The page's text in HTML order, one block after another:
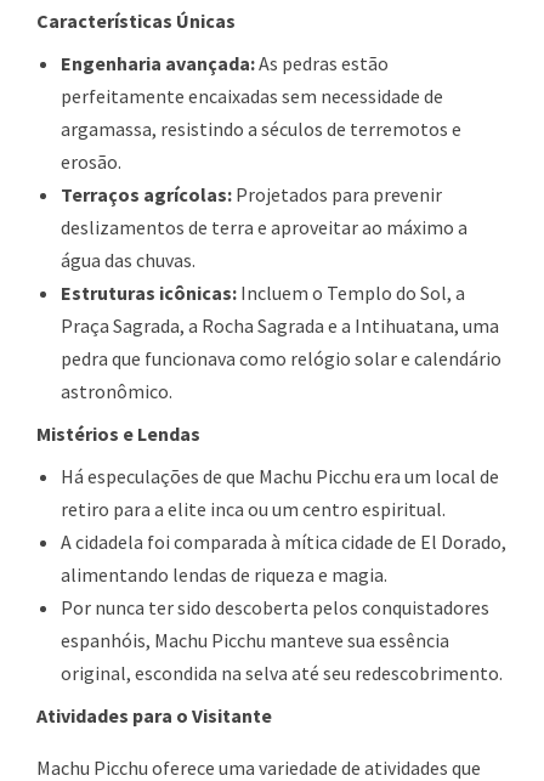
Características Únicas
Engenharia avançada:As pedras estão
perfeitamente encaixadas sem necessidade de
argamassa, resistindo a séculos de terremotos e
erosão.
Terraços agrícolas: Projetados para prevenir
deslizamentos de terra e aproveitar ao máximo a
água das chuvas.
Estruturas icônicas: Incluem o Templo do Sol, a
Praça Sagrada, a Rocha Sagrada e a Intihuatana, uma
pedra que funcionava como relógio solar e calendário
astronômico.
Mistérios e Lendas
Há especulações de que Machu Picchu era um local de
retiro para a elite inca ou um centro espiritual.
A cidadela foi comparada à mítica cidade de El Dorado,
alimentando lendas de riqueza e magia.
Por nunca ter sido descoberta pelos conquistadores
espanhóis, Machu Picchu manteve sua essência
original, escondida na selva até seu redescobrimento.
Atividades para o Visitante
Machu Picchu oferece uma variedade de atividades que